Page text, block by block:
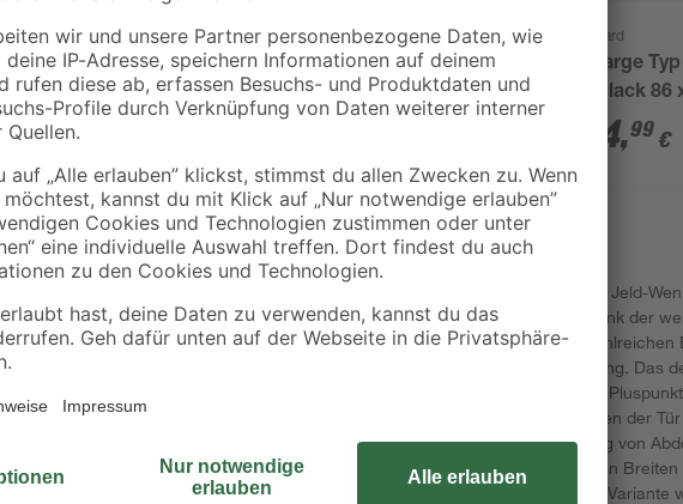
Alpertec
Rosettengarnitur
'Wanda' Kunststoff
schwarz, für Bad/WC
18
Alpertec
Rosettengarnitur
'Solid 9' Edelstahl
satiniert, für Bad/WC
Kilsgaard
Türzarge
Weißlack 86
164,99 €
Diese weiße Profilzarge für Türen von der Marke Jeld-
Qualität und ihr klassisches zeitloses Design. Dank der
zu einer Vielzahl unterschiedlicher Türen und zahlreichen
darüber hinaus über eine profilgefräste Bekleidung. Das
hochwertigen Charakter der Zarge. Ein weiterer
Diese ermöglicht ein leises bzw. sanftes Schließen der
Türbandlöcher ab, sodass Sie auf die Anbringung von
Die Zarge ist 14 cm breit und in unterschiedlichen
zwischen einer links und einer rechts öffnenden Variante